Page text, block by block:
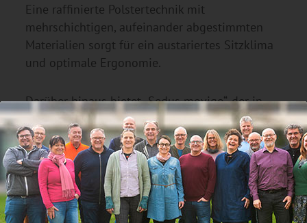
Eine raffinierte Polstertechnik mit
mehrschichtigen, aufeinander abgestimmten
Materialien sorgt für ein austariertes Sitzklima
und optimale Ergonomie.
Darüber hinaus bietet „Sedus movigo“, der in
einer Kooperation mit dem Lehrstuhl für
Ergonomie der Technischen Universität
München entwickelt wurde, einen erstklassigen
Bürostuhl, der absolute Bewegungsfreiheit
bietet. Er unterstützt den natürlichen
Bewegungsdrang und führt durch